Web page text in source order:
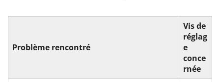
Problème rencontré
Vis de
réglag
e
conce
rnée